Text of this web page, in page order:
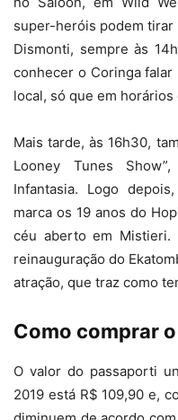
super-heróis podem tirar
Dismonti, sempre às
conhecer o Coringa
local, só que em
Mais tarde, às 16h30,
Looney Tunes
Infantasia. Logo
marca os 19 anos do
céu aberto em Mistieri.
reinauguração do
atração, que traz como
Como comprar
O valor do passaporti
2019 está R$ 109,90 e,